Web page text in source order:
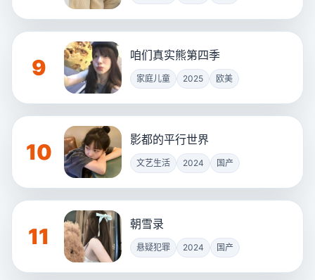
9 咱们真实熊第四季
家庭儿童 2025 欧美
10 影都的平行世界
文艺生活 2024 国产
11 朝雪录
悬疑犯罪 2024 国产